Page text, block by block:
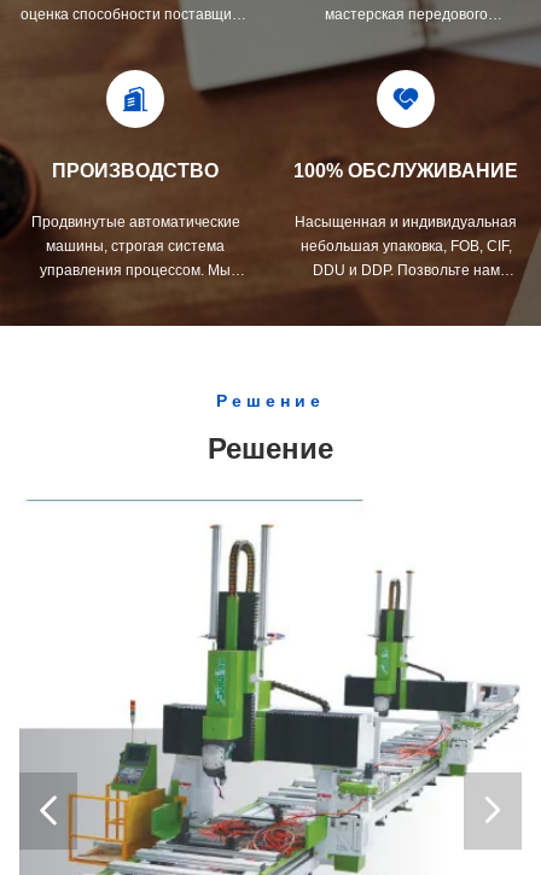
оценка способности поставщика.
лабораторию.
мастерская передового
оборудования.Мы можем
сотрудничать для разработки
продуктов, которые вам нужны.
ПРОИЗВОДСТВО
Продвинутые автоматические
машины, строгая система
управления процессом. Мы
100% ОБСЛУЖИВАНИЕ
Насыщенная и индивидуальная
небольшая упаковка, FOB, CIF,
DDU и DDP. Позвольте нам
Решение
Решение
 